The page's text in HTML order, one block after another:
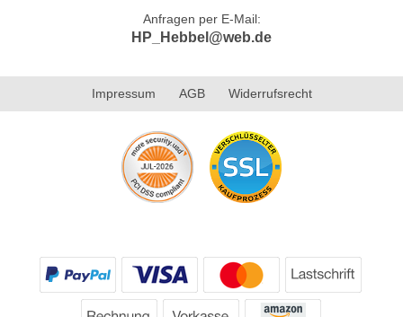
Anfragen per E-Mail:
HP_Hebbel@web.de
Impressum AGB Widerrufsrecht